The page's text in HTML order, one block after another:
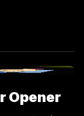
Opener